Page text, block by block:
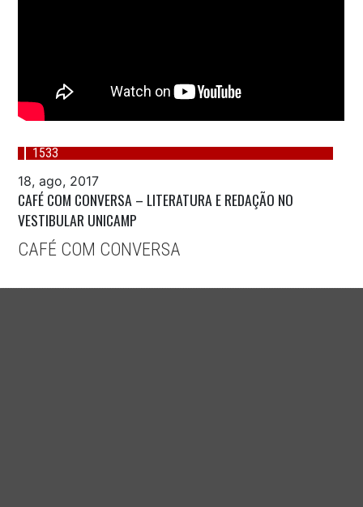
1533
18, ago, 2017
CAFÉ COM CONVERSA – LITERATURA E REDAÇÃO NO
VESTIBULAR UNICAMP
CAFÉ COM CONVERSA